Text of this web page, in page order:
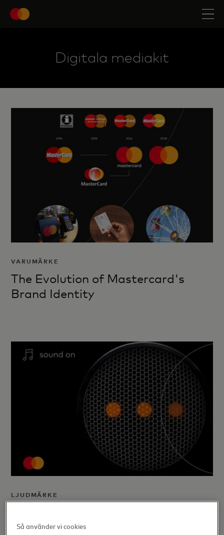
Digitala mediakit
VARUMÄRKE
The Evolution of Mastercard's
Brand Identity
LJUDMÄRKE
Sonic Brand
Så använder vi cookies